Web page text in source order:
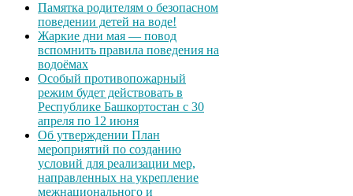
Памятка родителям о безопасном
поведении детей на воде!
Жаркие дни мая — повод
вспомнить правила поведения на
водоёмах
Особый противопожарный
режим будет действовать в
Республике Башкортостан с 30
апреля по 12 июня
Об утверждении План
мероприятий по созданию
условий для реализации мер,
направленных на укрепление
межнационального и